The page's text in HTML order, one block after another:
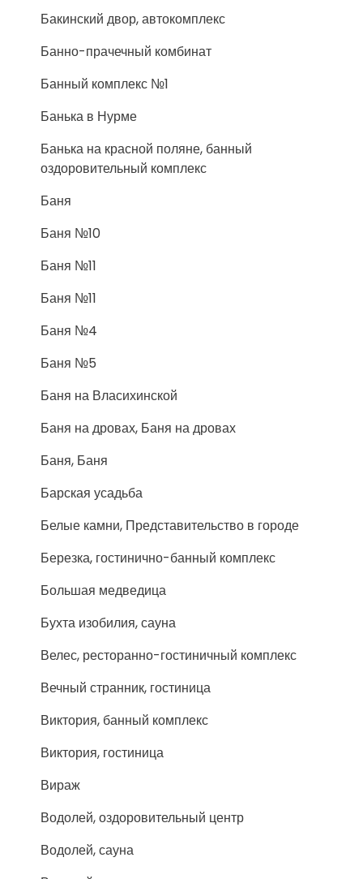
Бакинский двор, автокомплекс
Банно-прачечный комбинат
Банный комплекс №1
Банька в Нурме
Банька на красной поляне, банный
оздоровительный комплекс
Баня
Баня №10
Баня №11
Баня №11
Баня №4
Баня №5
Баня на Власихинской
Баня на дровах, Баня на дровах
Баня, Баня
Барская усадьба
Белые камни, Представительство в городе
Березка, гостинично-банный комплекс
Большая медведица
Бухта изобилия, сауна
Велес, ресторанно-гостиничный комплекс
Вечный странник, гостиница
Виктория, банный комплекс
Виктория, гостиница
Вираж
Водолей, оздоровительный центр
Водолей, сауна